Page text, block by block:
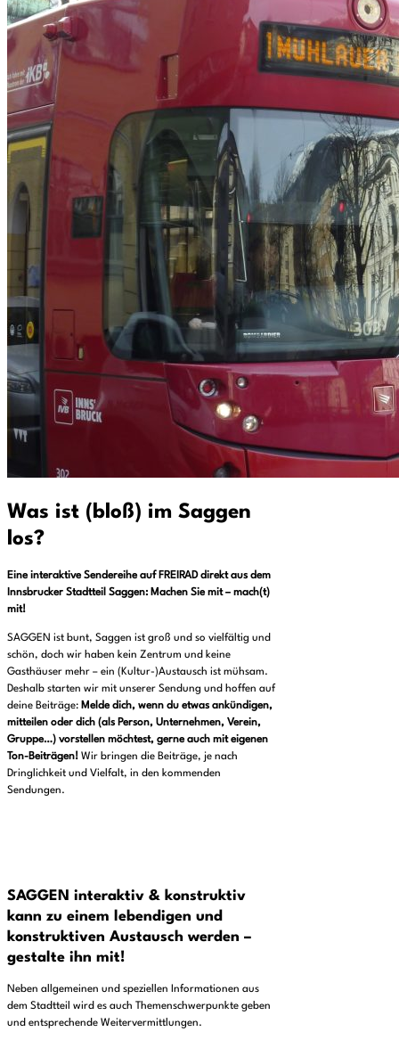
Was ist (bloß) im Saggen
los?
Eine interaktive Sendereihe auf FREIRAD direkt aus dem
Innsbrucker Stadtteil Saggen: Machen Sie mit – mach(t)
mit!
SAGGEN ist bunt, Saggen ist groß und so vielfältig und
schön, doch wir haben kein Zentrum und keine
Gasthäuser mehr – ein (Kultur-)Austausch ist mühsam.
Deshalb starten wir mit unserer Sendung und hoffen auf
deine Beiträge: Melde dich, wenn du etwas ankündigen,
mitteilen oder dich (als Person, Unternehmen, Verein,
Gruppe…) vorstellen möchtest, gerne auch mit eigenen
Ton-Beiträgen! Wir bringen die Beiträge, je nach
Dringlichkeit und Vielfalt, in den kommenden
Sendungen.
SAGGEN interaktiv & konstruktiv
kann zu einem lebendigen und
konstruktiven Austausch werden –
gestalte ihn mit!
Neben allgemeinen und speziellen Informationen aus
dem Stadtteil wird es auch Themenschwerpunkte geben
und entsprechende Weitervermittlungen.